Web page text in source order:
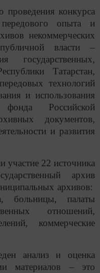
проведения конкурса
передового опыта и
некоммерческих
власти –
государственных,
Татарстан,
технологий
и использования
Российской
документов,
и развития
участие 22 источника
архив
архивов:
, больницы, палаты
отношений,
коммерческие
анализ и оценка
материалов – это